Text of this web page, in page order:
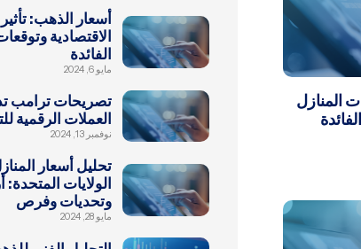
المنازل
أسعار الذهب: تأثير
الاقتصادية
الفائدة
مايو 6, 2024
تصريحات ترامب
العملات الرقمية
نوفمبر 13, 2024
تحليل أسعار
الولايات المتحدة:
وتحديات وفرص
مايو 28, 2024